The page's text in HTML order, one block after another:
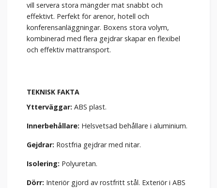
vill servera stora mängder mat snabbt och
effektivt. Perfekt för arenor, hotell och
konferensanläggningar. Boxens stora volym,
kombinerad med flera gejdrar skapar en flexibel
och effektiv mattransport.
TEKNISK FAKTA
Ytterväggar: ABS plast.
Innerbehållare: Helsvetsad behållare i aluminium.
Gejdrar: Rostfria gejdrar med nitar.
Isolering: Polyuretan.
Dörr: Interiör gjord av rostfritt stål. Exteriör i ABS